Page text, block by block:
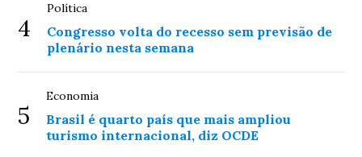
4
Política
Congresso volta do recesso sem previsão de
plenário nesta semana
5
Economia
Brasil é quarto país que mais ampliou
turismo internacional, diz OCDE